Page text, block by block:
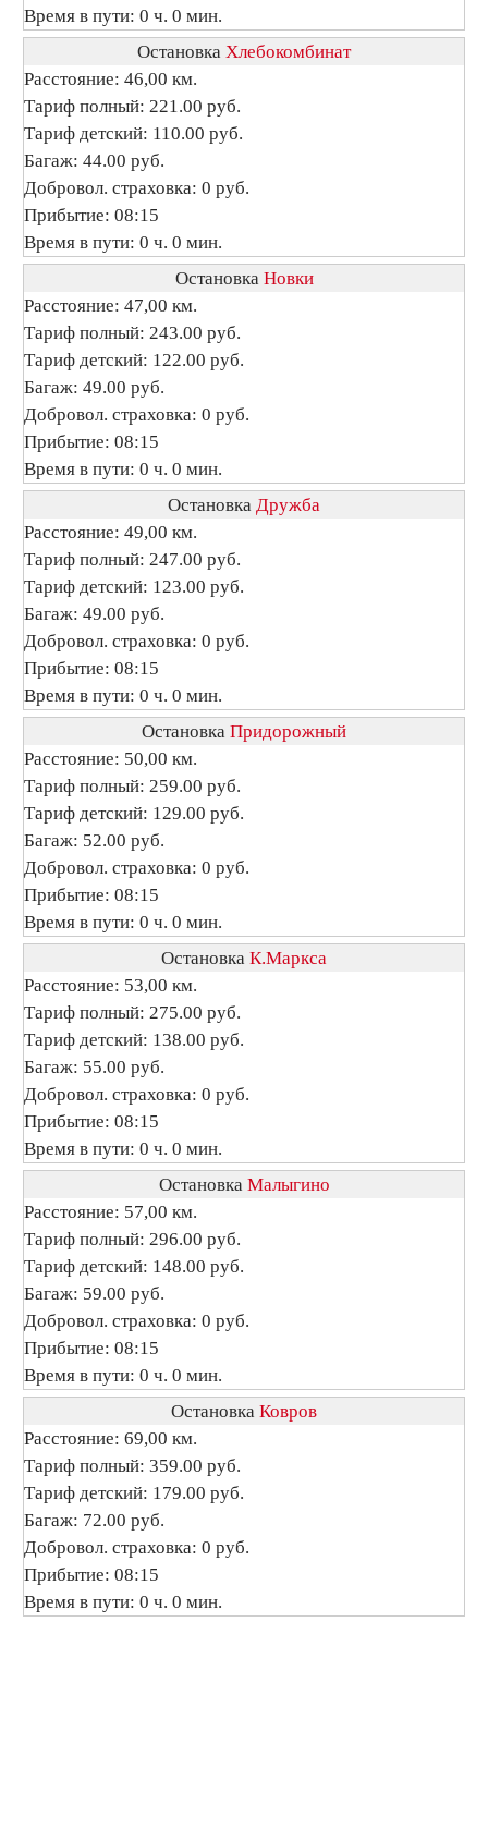
Время в пути: 0 ч. 0 мин.
Остановка Хлебокомбинат
Расстояние: 46,00 км.
Тариф полный: 221.00 руб.
Тариф детский: 110.00 руб.
Багаж: 44.00 руб.
Добровол. страховка: 0 руб.
Прибытие: 08:15
Время в пути: 0 ч. 0 мин.
Остановка Новки
Расстояние: 47,00 км.
Тариф полный: 243.00 руб.
Тариф детский: 122.00 руб.
Багаж: 49.00 руб.
Добровол. страховка: 0 руб.
Прибытие: 08:15
Время в пути: 0 ч. 0 мин.
Остановка Дружба
Расстояние: 49,00 км.
Тариф полный: 247.00 руб.
Тариф детский: 123.00 руб.
Багаж: 49.00 руб.
Добровол. страховка: 0 руб.
Прибытие: 08:15
Время в пути: 0 ч. 0 мин.
Остановка Придорожный
Расстояние: 50,00 км.
Тариф полный: 259.00 руб.
Тариф детский: 129.00 руб.
Багаж: 52.00 руб.
Добровол. страховка: 0 руб.
Прибытие: 08:15
Время в пути: 0 ч. 0 мин.
Остановка К.Маркса
Расстояние: 53,00 км.
Тариф полный: 275.00 руб.
Тариф детский: 138.00 руб.
Багаж: 55.00 руб.
Добровол. страховка: 0 руб.
Прибытие: 08:15
Время в пути: 0 ч. 0 мин.
Остановка Малыгино
Расстояние: 57,00 км.
Тариф полный: 296.00 руб.
Тариф детский: 148.00 руб.
Багаж: 59.00 руб.
Добровол. страховка: 0 руб.
Прибытие: 08:15
Время в пути: 0 ч. 0 мин.
Остановка Ковров
Расстояние: 69,00 км.
Тариф полный: 359.00 руб.
Тариф детский: 179.00 руб.
Багаж: 72.00 руб.
Добровол. страховка: 0 руб.
Прибытие: 08:15
Время в пути: 0 ч. 0 мин.